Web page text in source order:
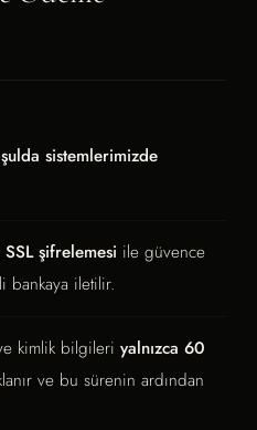
sistemlerimizde
şifrelemesi ile güvence
bankaya iletilir.
kimlik bilgileriyalnızca 60
ve bu sürenin ardından